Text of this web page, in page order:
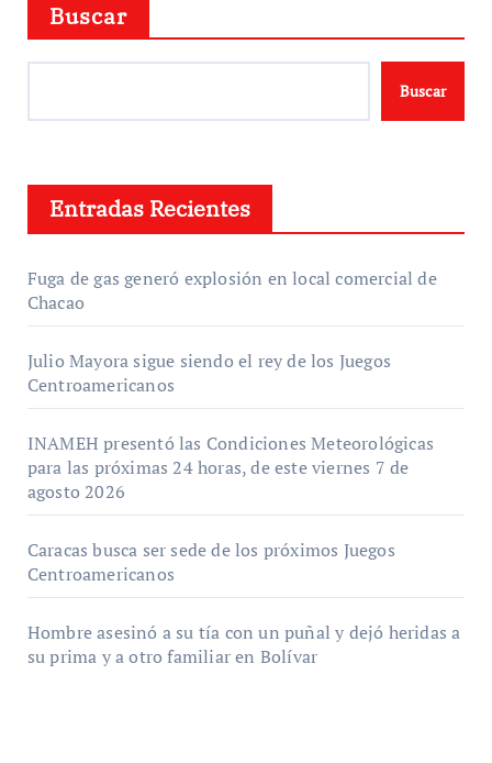
Buscar
Buscar
Entradas Recientes
Fuga de gas generó explosión en local comercial de
Chacao
Julio Mayora sigue siendo el rey de los Juegos
Centroamericanos
INAMEH presentó las Condiciones Meteorológicas
para las próximas 24 horas, de este viernes 7 de
agosto 2026
Caracas busca ser sede de los próximos Juegos
Centroamericanos
Hombre asesinó a su tía con un puñal y dejó heridas a
su prima y a otro familiar en Bolívar